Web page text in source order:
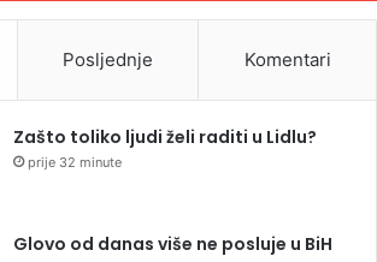
Posljednje Komentari
Zašto toliko ljudi želi raditi u Lidlu?
prije 32 minute
Glovo od danas više ne posluje u BiH